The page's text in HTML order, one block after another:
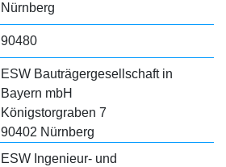
Nürnberg
90480
ESW Bauträgergesellschaft in
Bayern mbH
Königstorgraben 7
90402 Nürnberg
ESW Ingenieur- und